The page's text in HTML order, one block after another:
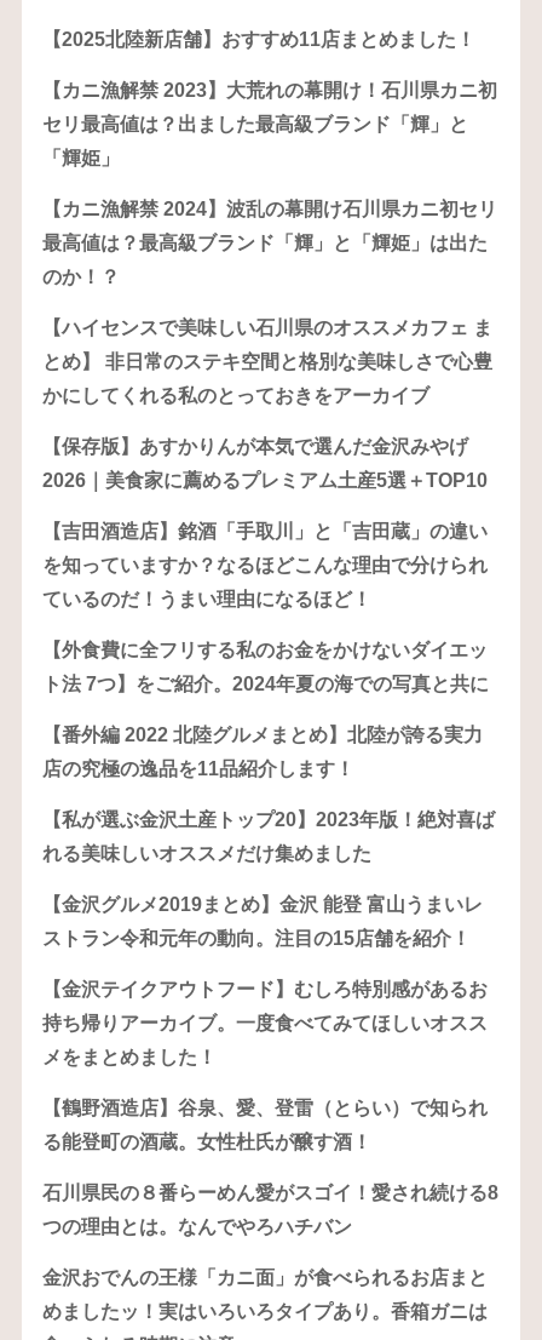
【2025北陸新店舗】おすすめ11店まとめました！
【カニ漁解禁 2023】大荒れの幕開け！石川県カニ初
セリ最高値は？出ました最高級ブランド「輝」と
「輝姫」
【カニ漁解禁 2024】波乱の幕開け石川県カニ初セリ
最高値は？最高級ブランド「輝」と「輝姫」は出た
のか！？
【ハイセンスで美味しい石川県のオススメカフェ ま
とめ】 非日常のステキ空間と格別な美味しさで心豊
かにしてくれる私のとっておきをアーカイブ
【保存版】あすかりんが本気で選んだ金沢みやげ
2026｜美食家に薦めるプレミアム土産5選＋TOP10
【吉田酒造店】銘酒「手取川」と「吉田蔵」の違い
を知っていますか？なるほどこんな理由で分けられ
ているのだ！うまい理由になるほど！
【外食費に全フリする私のお金をかけないダイエッ
ト法 7つ】をご紹介。2024年夏の海での写真と共に
【番外編 2022 北陸グルメまとめ】北陸が誇る実力
店の究極の逸品を11品紹介します！
【私が選ぶ金沢土産トップ20】2023年版！絶対喜ば
れる美味しいオススメだけ集めました
【金沢グルメ2019まとめ】金沢 能登 富山うまいレ
ストラン令和元年の動向。注目の15店舗を紹介！
【金沢テイクアウトフード】むしろ特別感があるお
持ち帰りアーカイブ。一度食べてみてほしいオスス
メをまとめました！
【鶴野酒造店】谷泉、愛、登雷（とらい）で知られ
る能登町の酒蔵。女性杜氏が醸す酒！
石川県民の８番らーめん愛がスゴイ！愛され続ける8
つの理由とは。なんでやろハチバン
金沢おでんの王様「カニ面」が食べられるお店まと
めましたッ！実はいろいろタイプあり。香箱ガニは